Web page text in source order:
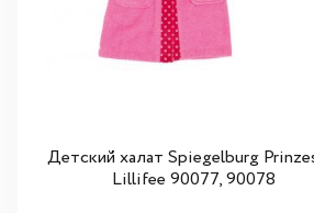
Детский халат Spiegelburg
Lillifee 90077, 90078